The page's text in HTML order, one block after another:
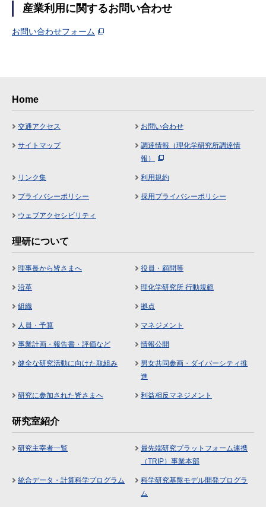
産業利用に関するお問い合わせ
お問い合わせフォーム
Home
交通アクセス お問い合わせ
サイトマップ
調達情報（理化学研究所調達情
報）
リンク集 利用規約
プライバシーポリシー 採用プライバシーポリシー
ウェブアクセシビリティ
理研について
理事長から皆さまへ 役員・顧問等
沿革 理化学研究所 行動規範
組織 拠点
人員・予算 マネジメント
事業計画・報告書・評価など 情報公開
健全な研究活動に向けた取組み
男女共同参画・ダイバーシティ推
進
研究に参加された皆さまへ 利益相反マネジメント
研究室紹介
研究主宰者一覧
最先端研究プラットフォーム連携
（TRIP）事業本部
統合データ・計算科学プログラム
科学研究基盤モデル開発プログラ
ム